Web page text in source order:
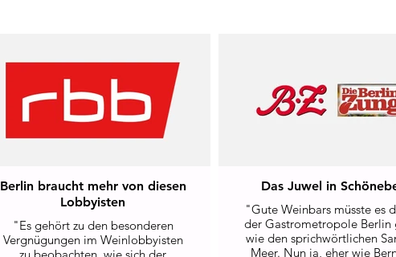
Berlin braucht mehr von diesen
Lobbyisten
"Es gehört zu den besonderen
Vergnügungen im Weinlobbyisten
Das Juwel in
"Gute Weinbars müsste es
der Gastrometropole Berlin
wie den sprichwörtlichen
Meer. Nun ja, eher wie